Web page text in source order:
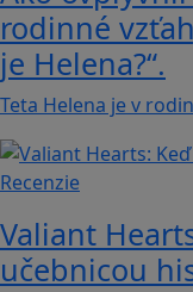
rodinné
je Helena?“.
Teta Helena je v
Recenzie
Valiant
učebnicou